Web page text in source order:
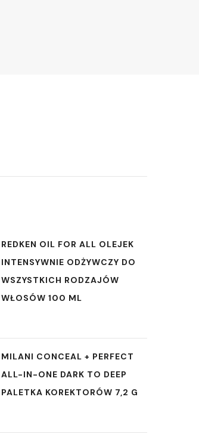
REDKEN OIL FOR ALL OLEJEK
INTENSYWNIE ODŻYWCZY DO
WSZYSTKICH RODZAJÓW
WŁOSÓW 100 ML
MILANI CONCEAL + PERFECT
ALL-IN-ONE DARK TO DEEP
PALETKA KOREKTORÓW 7,2 G